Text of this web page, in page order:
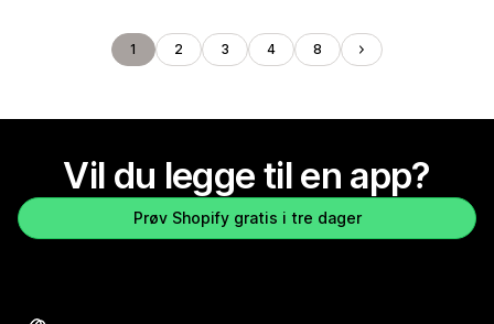
1 2 3 4 8
Vil du legge til en app?
Prøv Shopify gratis i tre dager